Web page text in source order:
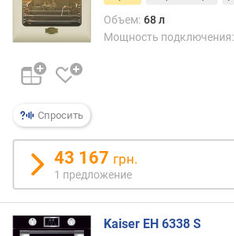
щ
н
о
с
т
п
о
д
к
л
ю
е
Спросить
Объем: 68 л
Мощность подключения:
43 167 грн.
1 предложение
Kaiser EH 6338 S